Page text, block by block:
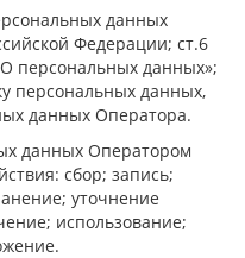
данных
Федерации; ст.6
персональных данных»;
персональных данных,
данных Оператора.
данных Оператором
сбор; запись;
уточнение
использование;